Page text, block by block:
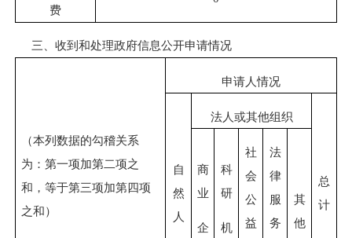
费
三、收到和处理政府信息公开申请情况
（本列数据的勾稽关系
为：第一项加第二项之
和，等于第三项加第四项
之和）
申请人情况
自
然
人
法人或其他组织
总
计
商
业
企
科
研
机
社
会
公
益
法
律
服
务
其
他